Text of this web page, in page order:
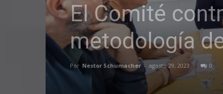
El Comité
metodología
Por Nestor Schumacher - agosto 29, 2023 0